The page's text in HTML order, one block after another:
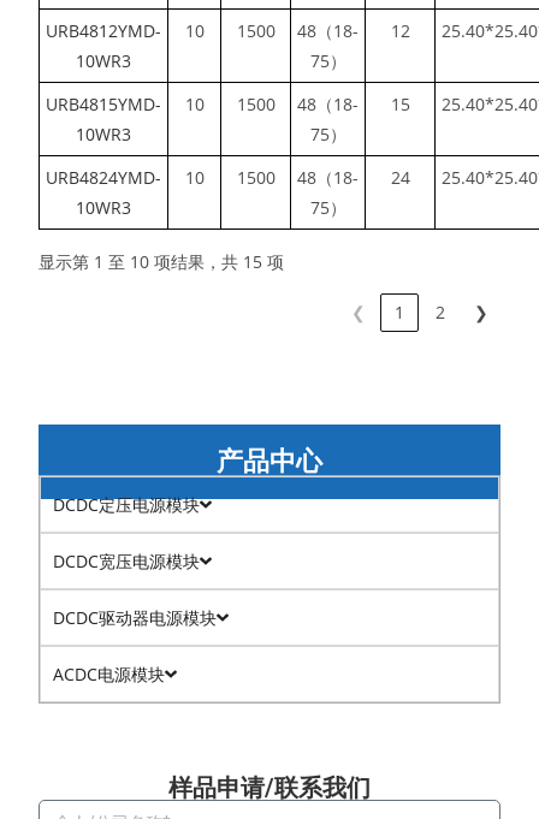
URB4812YMD-
10WR3
10 1500
48（18-
75）
12
URB4815YMD-
10WR3
10 1500
48（18-
75）
15
URB4824YMD-
10WR3
10 1500
48（18-
75）
24
显示第 1 至 10 项结果，共 15 项
❮ 1 2 ❯
产品中心
DCDC定压电源模块
DCDC宽压电源模块
DCDC驱动器电源模块
ACDC电源模块
样品申请/联系我们​